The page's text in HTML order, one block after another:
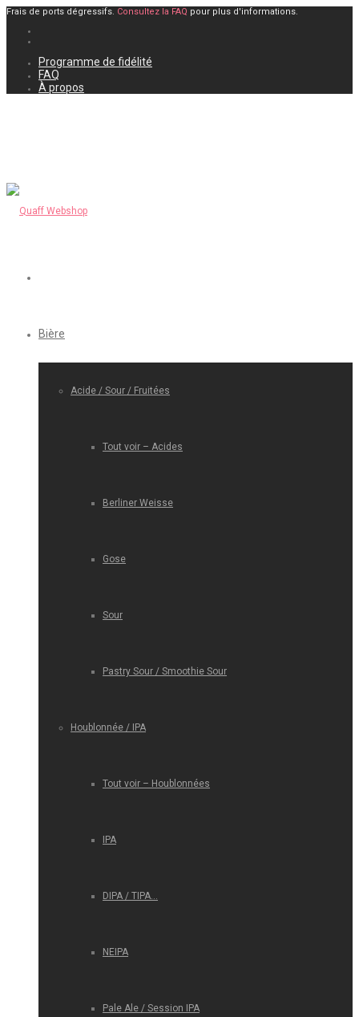
Frais de ports dégressifs. Consultez la FAQ pour plus d'informations.
Programme de fidélité
FAQ
À propos
Bière
Acide / Sour / Fruitées
Tout voir – Acides
Berliner Weisse
Gose
Sour
Pastry Sour / Smoothie Sour
Houblonnée / IPA
Tout voir – Houblonnées
IPA
DIPA / TIPA…
NEIPA
Pale Ale / Session IPA